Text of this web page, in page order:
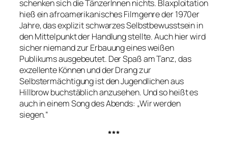
schenken sich die TänzerInnen nichts. Blaxploitation
hieß ein afroamerikanisches Filmgenre der 1970er
Jahre, das explizit schwarzes Selbstbewusstsein in
den Mittelpunkt der Handlung stellte. Auch hier wird
sicher niemand zur Erbauung eines weißen
Publikums ausgebeutet. Der Spaß am Tanz, das
exzellente Können und der Drang zur
Selbstermächtigung ist den Jugendlichen aus
Hillbrow buchstäblich anzusehen. Und so heißt es
auch in einem Song des Abends: „Wir werden
siegen.“
***